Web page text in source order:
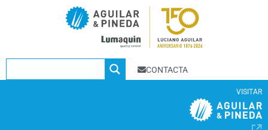
CONTACTA
VISITAR